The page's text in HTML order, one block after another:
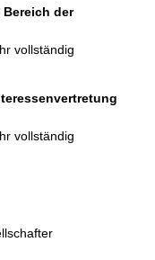
der
vollständig
vollständig